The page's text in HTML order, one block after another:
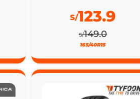
S/149.0
S/123.9
165/40R15